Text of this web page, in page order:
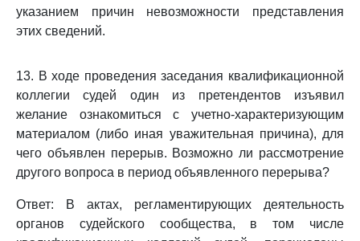
указанием причин невозможности представления
этих сведений.
13. В ходе проведения заседания квалификационной
коллегии судей один из претендентов изъявил
желание ознакомиться с учетно-характеризующим
материалом (либо иная уважительная причина), для
чего объявлен перерыв. Возможно ли рассмотрение
другого вопроса в период объявленного перерыва?
Ответ: В актах, регламентирующих деятельность
органов судейского сообщества, в том числе